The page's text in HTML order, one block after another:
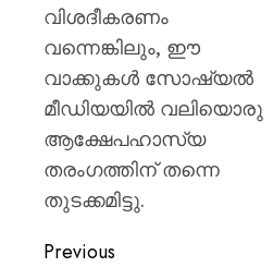
വിശദീകരണം
വന്നെങ്കിലും, ഈ
വാക്കുകൾ സോഷ്യൽ
മീഡിയയിൽ വലിയൊരു
ആക്ഷേപഹാസ്യ
തരംഗത്തിന് തന്നെ
തുടക്കമിട്ടു.
Previous